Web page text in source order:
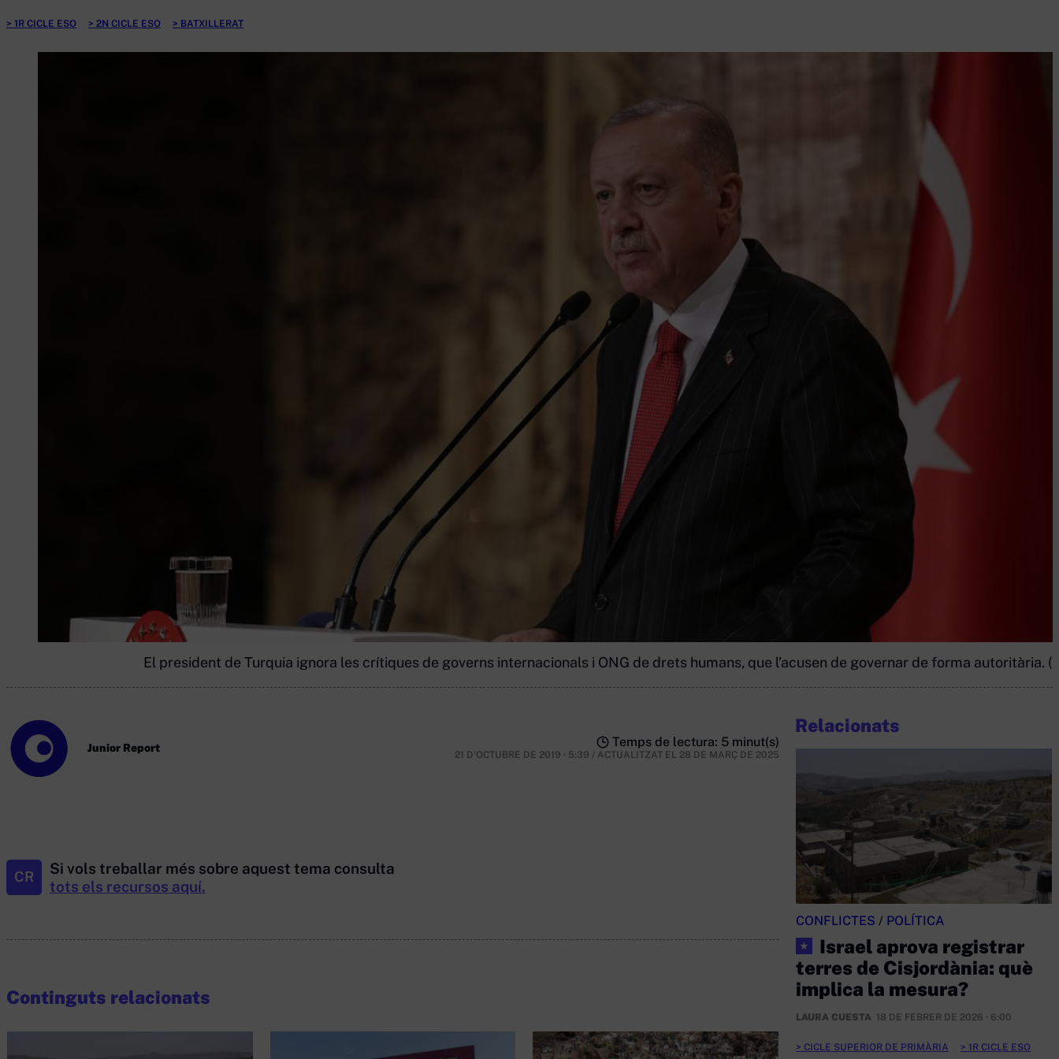
1R CICLE ESO 2N CICLE ESO BATXILLERAT
El president de Turquia ignora les crítiques de governs internacionals i ONG de drets humans, que l’acusen de governar de forma autoritària.
Junior Report Temps de lectura: 5 minut(s)
21 D'OCTUBRE DE 2019 · 5:39 / ACTUALITZAT EL 28 DE MARÇ DE 2025
CR
Si vols treballar més sobre aquest tema consulta
tots els recursos aquí.
Continguts relacionats
Relacionats
CONFLICTES / POLÍTICA
★
Israel aprova registrar
terres de Cisjordània: què
implica la mesura?
LAURA CUESTA 18 DE FEBRER DE 2026 · 6:00
CICLE SUPERIOR DE PRIMÀRIA
1R CICLE ESO